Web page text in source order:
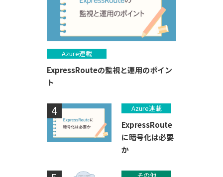
Azure連載
ExpressRouteの監視と運用のポイン
ト
Azure連載
ExpressRoute
に暗号化は必要
か